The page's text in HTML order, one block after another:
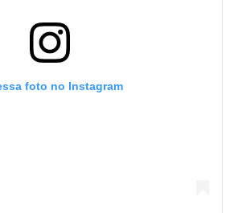
foto no Instagram